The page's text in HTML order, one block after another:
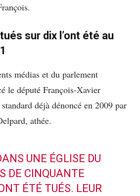
sur dix l’ont été au
médias et du parlement
le député François-Xavier
déjà dénoncé en 2009 par
athée.
UNE ÉGLISE DU
DE CINQUANTE
ÉTÉ TUÉS. LEUR